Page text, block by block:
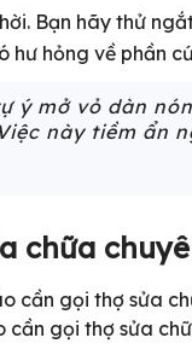
Bạn hãy thử
hư hỏng về phần
ý mở vỏ dàn
này tiềm ẩn
chữa
cần gọi thợ sửa